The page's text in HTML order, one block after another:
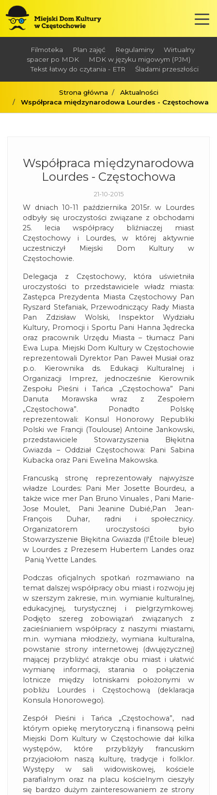
Filmoteka Plan zajęć Regulaminy
Wirtualny
spacer po MDK
MDK w języku migowym (PJM)
Tekst łatwy do czytania - ETR
Śladami przeszłości
Strona główna
Aktualności
Współpraca międzynarodowa Lourdes - Częstochowa
Współpraca międzynarodowa
Lourdes - Częstochowa
21-10-2015
W dniach 10-11 października 2015r. w Lourdes
odbyły się uroczystości związane z obchodami
25. lecia współpracy bliźniaczej miast
Częstochowy i Lourdes, w której aktywnie
uczestniczył Miejski Dom Kultury w
Częstochowie.
Delegacja z Częstochowy, która uświetniła
uroczystości to przedstawiciele władz miasta:
Zastępca Prezydenta Miasta Częstochowy Pan
Ryszard Stefaniak, Przewodniczący Rady Miasta
Pan Zdzisław Wolski, Inspektor Wydziału
Kultury, Promocji i Sportu Pani Hanna Jędrecka
oraz pracownik Urzędu Miasta – tłumacz Pani
Ewa Lupa. Miejski Dom Kultury w Częstochowie
reprezentowali Dyrektor Pan Paweł Musiał oraz
p.o. Kierownika ds. Edukacji Kulturalnej i
Organizacji Imprez, jednocześnie Kierownik
Zespołu Pieśni i Tańca „Częstochowa” Pani
Danuta Morawska wraz z Zespołem
„Częstochowa”. Ponadto Polskę
reprezentowali: Konsul Honorowy Republiki
Polski we Francji (Toulouse) Antoine Jankowski,
przedstawiciele Stowarzyszenia Błękitna
Gwiazda – Oddział Częstochowa: Pani Sabina
Kubacka oraz Pani Ewelina Makowska.
Francuską stronę reprezentowały najwyższe
władze Lourdes: Pani Mer Josette Bourdeu, a
także wice mer Pan Bruno Vinuales , Pani Marie-
Jose Moulet, Pani Jeanine Dubié,Pan Jean-
François Duhar, radni i społecznicy.
Organizatorem uroczystości było
Stowarzyszenie Błękitna Gwiazda (l'Étoile bleue)
w Lourdes z Prezesem Hubertem Landes oraz
Panią Yvette Landes.
Podczas oficjalnych spotkań rozmawiano na
temat dalszej współpracy obu miast i rozwoju jej
w szerszym zakresie, m.in. wymianie kulturalnej,
edukacyjnej, turystycznej i pielgrzymkowej.
Podjęto szereg zobowiązań związanych z
zacieśnianiem współpracy z naszymi miastami,
m.in. wymiana młodzieży, wymiana kulturalna,
powstanie strony internetowej (dwujęzycznej)
mającej przybliżyć atrakcje obu miast i ułatwić
wymianę informacji, starania o połączenia
lotnicze między lotniskami położonymi w
pobliżu Lourdes i Częstochową (deklaracja
Konsula Honorowego).
Zespół Pieśni i Tańca „Częstochowa”, nad
którym opiekę merytoryczną i finansową pełni
Miejski Dom Kultury w Częstochowie dał kilka
występów, które przybliżyły francuskim
przyjaciołom naszą kulturę, tradycje i folklor.
Występy w sali widowiskowej, kościele
parafialnym oraz na placu kościelnym cieszyły
się bardzo dużym zainteresowaniem ze strony